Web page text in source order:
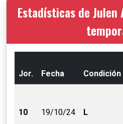
Estadísticas de
Jor. Fecha Condición
10 19/10/24 L